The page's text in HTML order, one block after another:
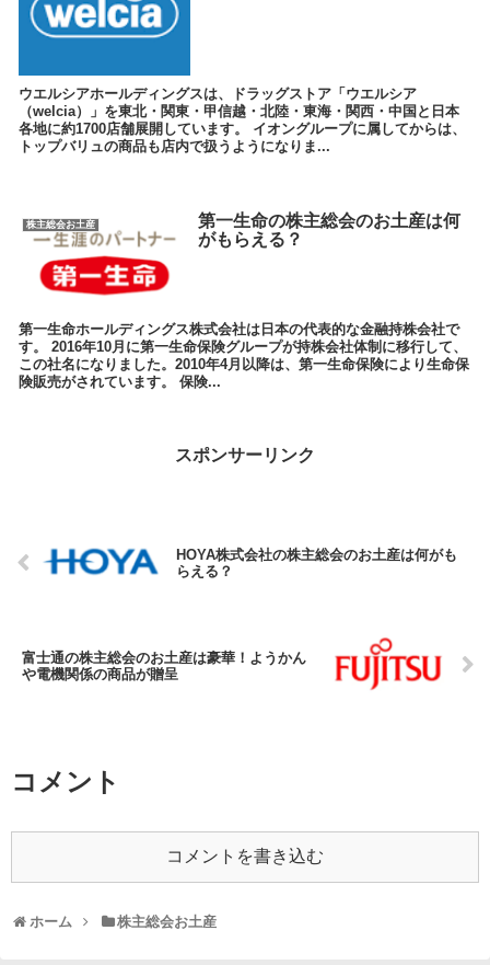
ウエルシアホールディングスは、ドラッグストア「ウエルシア
（welcia）」を東北・関東・甲信越・北陸・東海・関西・中国と日本
各地に約1700店舗展開しています。 イオングループに属してからは、
トップバリュの商品も店内で扱うようになりま...
株主総会お土産
第一生命の株主総会のお土産は何
がもらえる？
第一生命ホールディングス株式会社は日本の代表的な金融持株会社で
す。 2016年10月に第一生命保険グループが持株会社体制に移行して、
この社名になりました。2010年4月以降は、第一生命保険により生命保
険販売がされています。 保険...
スポンサーリンク
HOYA株式会社の株主総会のお土産は何がも
らえる？
富士通の株主総会のお土産は豪華！ようかん
や電機関係の商品が贈呈
コメント
コメントを書き込む
ホーム 株主総会お土産